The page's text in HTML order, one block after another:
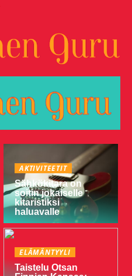
AKTIVITEETIT
Sähkökitara on
soitin jokaiselle
kitaristiksi
haluavalle
ELÄMÄNTYYLI
Taistelu Otsan